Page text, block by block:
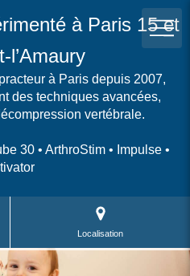
à Paris 15 et
l’Amaury
à Paris depuis 2007,
des techniques avancées,
vertébrale.
30 • ArthroStim • Impulse •
Localisation